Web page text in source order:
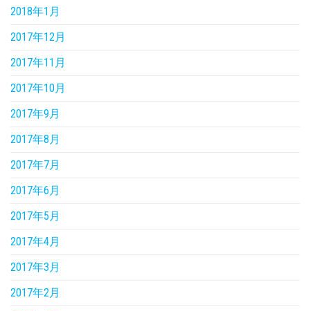
2018年1月
2017年12月
2017年11月
2017年10月
2017年9月
2017年8月
2017年7月
2017年6月
2017年5月
2017年4月
2017年3月
2017年2月